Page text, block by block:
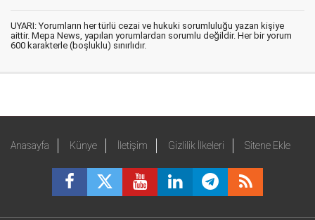
UYARI: Yorumların her türlü cezai ve hukuki sorumluluğu yazan kişiye
aittir. Mepa News, yapılan yorumlardan sorumlu değildir. Her bir yorum
600 karakterle (boşluklu) sınırlıdır.
Anasayfa Künye İletişim Gizlilik İlkeleri Sitene Ekle